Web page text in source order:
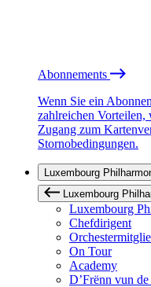
Abonnements
Wenn Sie ein
zahlreichen
Zugang zum
Stornobedingungen.
Luxembourg
Luxembourg
Luxembourg
Chefdirigent
On Tour
Academy
D’Frënn vun